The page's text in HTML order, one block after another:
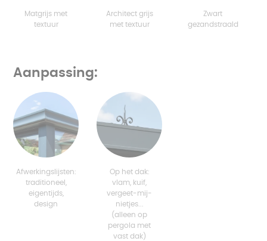
Matgrijs met
textuur
Architect grijs
met textuur
Zwart
gezandstraald
Aanpassing:
Afwerkingslijsten:
traditioneel,
eigentijds,
design
Op het dak:
vlam, kuif,
vergeet-mij-
nietjes...
(alleen op
pergola met
vast dak)